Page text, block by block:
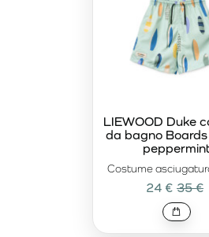
Costume
LIEWOOD Duke
da bagno
24 € 35 €